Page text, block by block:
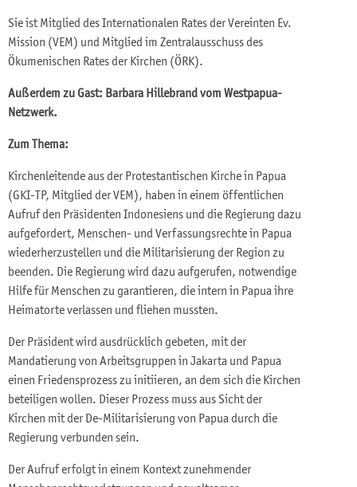
Sie ist Mitglied des Internationalen Rates der Vereinten Ev.
Mission (VEM) und Mitglied im Zentralausschuss des
Ökumenischen Rates der Kirchen (ÖRK).
Außerdem zu Gast: Barbara Hillebrand vom Westpapua-
Netzwerk.
Zum Thema:
Kirchenleitende aus der Protestantischen Kirche in Papua
(GKI-TP, Mitglied der VEM), haben in einem öffentlichen
Aufruf den Präsidenten Indonesiens und die Regierung dazu
aufgefordert, Menschen- und Verfassungsrechte in Papua
wiederherzustellen und die Militarisierung der Region zu
beenden. Die Regierung wird dazu aufgerufen, notwendige
Hilfe für Menschen zu garantieren, die intern in Papua ihre
Heimatorte verlassen und fliehen mussten.
Der Präsident wird ausdrücklich gebeten, mit der
Mandatierung von Arbeitsgruppen in Jakarta und Papua
einen Friedensprozess zu initiieren, an dem sich die Kirchen
beteiligen wollen. Dieser Prozess muss aus Sicht der
Kirchen mit der De-Militarisierung von Papua durch die
Regierung verbunden sein.
Der Aufruf erfolgt in einem Kontext zunehmender